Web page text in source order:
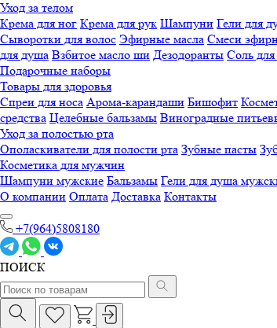
Уход за телом
Крема для ног Крема для рук Шампуни Гели для
Сыворотки для волос Эфирные масла Смеси
для душа Взбитое масло ши Дезодоранты Соль
Подарочные наборы
Товары для здоровья
Спреи для носа Арома-карандаши Бишофит
средства Целебные бальзамы Виноградные
Уход за полостью рта
Ополаскиватели для полости рта Зубные пасты
Косметика для мужчин
Шампуни мужские Бальзамы Гели для душа
О компании Оплата Доставка Контакты
+7(964)5808180
ПОИСК